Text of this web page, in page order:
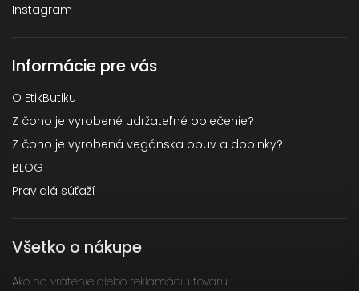
Instagram
Informácie pre vás
O EtikButiku
Z čoho je vyrobené udržateľné oblečenie?
Z čoho je vyrobená vegánska obuv a doplnky?
BLOG
Pravidlá súťaží
Všetko o nákupe
Ako na vrátenie alebo reklamáciu tovaru